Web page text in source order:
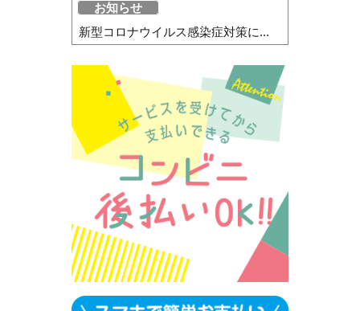
お知らせ
新型コロナウイルス感染症対策に...